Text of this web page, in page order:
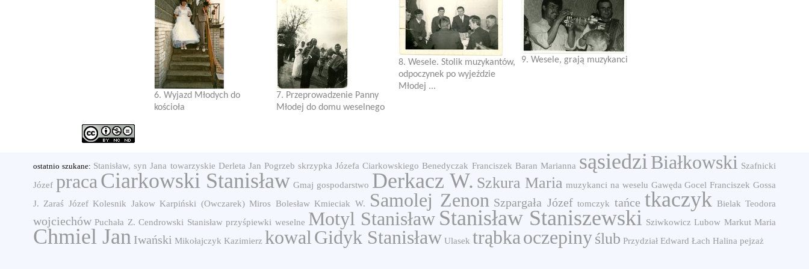
6. Wyjazd Młodych do
kościoła
7. Przeprowadzenie Panny
Młodej do domu weselnego
8. Wesele. Stolik muzykantów,
odpoczynek po wyjeździe
Młodej ...
9. Wesele, grają muzykanci
ostatnio szukane: Stanisław, syn Jana towarzyskie Derleta Jan Pogrzeb skrzypka Józefa Ciarkowskiego Benedyczak Franciszek Baran Marianna sąsiedziBiałkowski Szafnicki
Józef praca Ciarkowski Stanisław Gmaj gospodarstwo Derkacz W. Szkura Maria muzykanci na weselu Gawęda Gocel Franciszek Gossa
J. Zaraś Józef Kolesnik Jakow Karpiński (Owczarek) Miros Bolesław Kmieciak W. Samolej Zenon Szpargała Józef tomczyk tańce tkaczyk Bielak Teodora
wojciechów Puchała Z. Cendrowski Stanisław przyśpiewki weselne Motyl Stanisław Stanisław Staniszewski Sziwkowicz Lubow Markut Maria
Chmiel Jan Iwański Mikołajczyk Kazimierz kowal Gidyk Stanisław Ulasek trąbkaoczepinyślub Przydział Edward Łach Halina pejzaż